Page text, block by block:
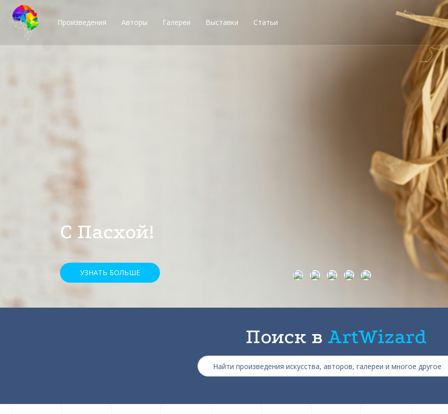
Произведения Авторы Галереи Выставки Статьи
Тысячи возможностей, получи свою со
скидкой 25%
УЗНАТЬ БОЛЬШЕ
Поиск в ArtWizard